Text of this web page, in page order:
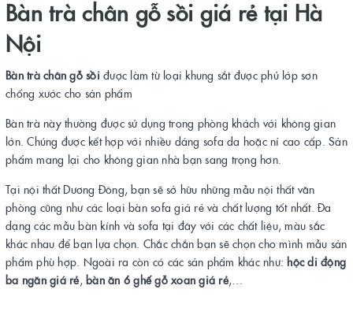
Bàn trà chân gỗ sồi giá rẻ tại Hà
Nội
Bàn trà chân gỗ sồi được làm từ loại khung sắt được phủ lớp sơn
chống xước cho sản phẩm
Bàn trà này thường được sử dụng trong phòng khách với không gian
lớn. Chúng được kết hợp với nhiều dáng sofa da hoặc nỉ cao cấp. Sản
phẩm mang lại cho không gian nhà bạn sang trọng hơn.
Tại nội thất Dương Đông, bạn sẽ sở hữu những mẫu nội thất văn
phòng cũng như các loại bàn sofa giá rẻ và chất lượng tốt nhất. Đa
dạng các mẫu bàn kính và sofa tại đây với các chất liệu, màu sắc
khác nhau để bạn lựa chọn. Chắc chắn bạn sẽ chọn cho mình mẫu sản
phẩm phù hợp. Ngoài ra còn có các sản phẩm khác như: hộc di động
ba ngăn giá rẻ, bàn ăn 6 ghế gỗ xoan giá rẻ,…